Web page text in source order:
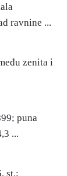
ravnine ...
zenita i
puna
...
st.;